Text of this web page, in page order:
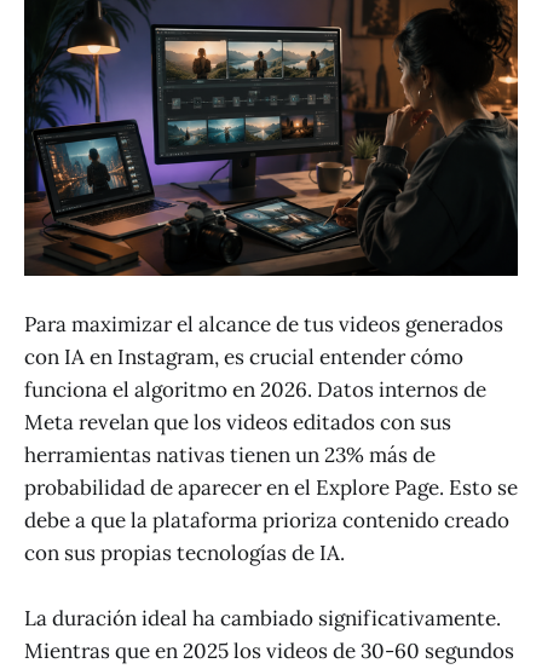
Para maximizar el alcance de tus videos generados
con IA en Instagram, es crucial entender cómo
funciona el algoritmo en 2026. Datos internos de
Meta revelan que los videos editados con sus
herramientas nativas tienen un 23% más de
probabilidad de aparecer en el Explore Page. Esto se
debe a que la plataforma prioriza contenido creado
con sus propias tecnologías de IA.
La duración ideal ha cambiado significativamente.
Mientras que en 2025 los videos de 30-60 segundos